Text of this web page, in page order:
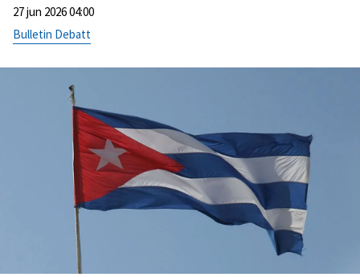
27 jun 2026 04:00
Bulletin Debatt